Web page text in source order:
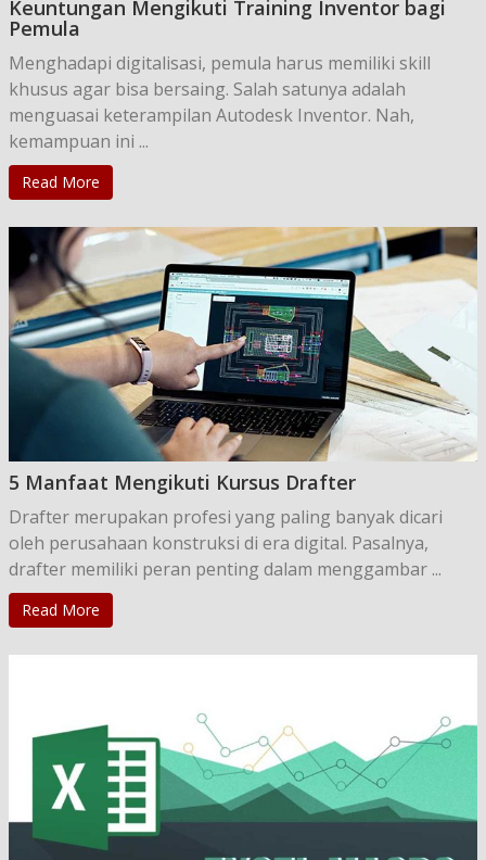
Keuntungan Mengikuti Training Inventor bagi
Pemula
Menghadapi digitalisasi, pemula harus memiliki skill
khusus agar bisa bersaing. Salah satunya adalah
menguasai keterampilan Autodesk Inventor. Nah,
kemampuan ini ...
Read More
5 Manfaat Mengikuti Kursus Drafter
Drafter merupakan profesi yang paling banyak dicari
oleh perusahaan konstruksi di era digital. Pasalnya,
drafter memiliki peran penting dalam menggambar ...
Read More